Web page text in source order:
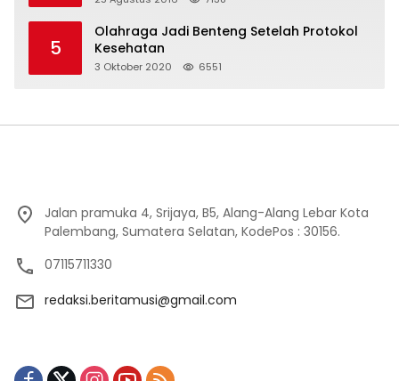
5
Olahraga Jadi Benteng Setelah Protokol
Kesehatan
3 Oktober 2020 6551
Jalan pramuka 4, Srijaya, B5, Alang-Alang Lebar Kota
Palembang, Sumatera Selatan, KodePos : 30156.
07115711330
redaksi.beritamusi@gmail.com